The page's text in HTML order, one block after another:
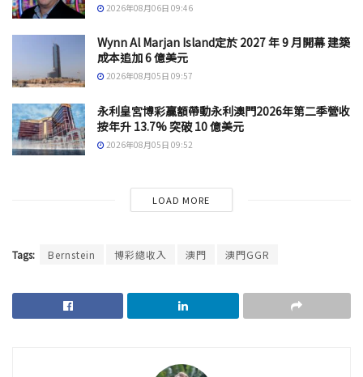
2026年08月06日 09:46
Wynn Al Marjan Island定於 2027 年 9 月開幕 建築
成本追加 6 億美元
2026年08月05日 09:57
永利皇宮博彩贏額帶動永利澳門2026年第二季營收
按年升 13.7% 突破 10 億美元
2026年08月05日 09:52
LOAD MORE
Tags: Bernstein 博彩總收入 澳門 澳門GGR